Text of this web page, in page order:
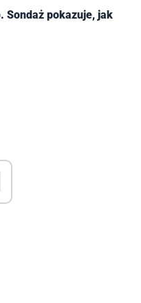
Sondaż pokazuje, jak